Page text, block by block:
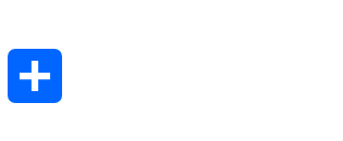
Facebook